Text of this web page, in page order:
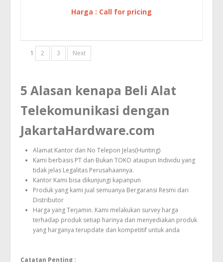
Harga : Call for pricing
1 2 3 Next
5 Alasan kenapa Beli Alat
Telekomunikasi dengan
JakartaHardware.com
Alamat Kantor dan No Telepon Jelas(Hunting)
Kami berbasis PT dan Bukan TOKO ataupun Individu yang
tidak jelas Legalitas Perusahaannya.
Kantor Kami bisa dikunjungi kapanpun
Produk yang kami jual semuanya Bergaransi Resmi dari
Distributor
Harga yang Terjamin. Kami melakukan survey harga
terhadap produk setiap harinya dan menyediakan produk
yang harganya terupdate dan kompetitif untuk anda
Catatan Penting :